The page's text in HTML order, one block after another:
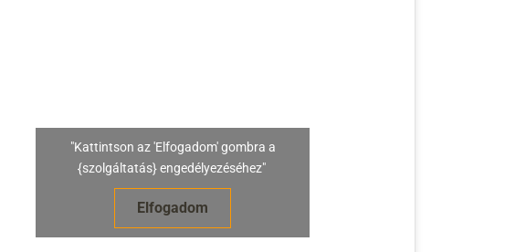
"Kattintson az 'Elfogadom' gombra a
{szolgáltatás} engedélyezéséhez"
Elfogadom